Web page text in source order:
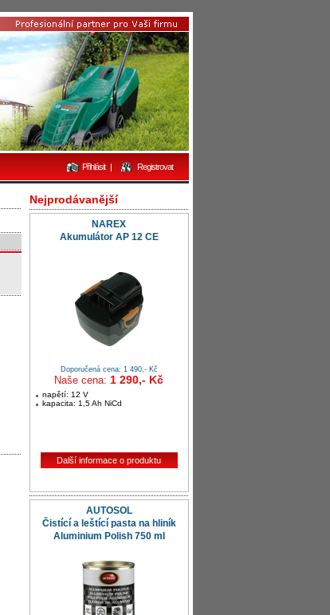
Přihlásit | Registrovat
Nejprodávanější
NAREX
Akumulátor AP 12 CE
Doporučená cena: 1 490,- Kč
Naše cena: 1 290,- Kč
napětí: 12 V
kapacita: 1,5 Ah NiCd
Další informace o produktu
AUTOSOL
Čistící a leštící pasta na hliník
Aluminium Polish 750 ml